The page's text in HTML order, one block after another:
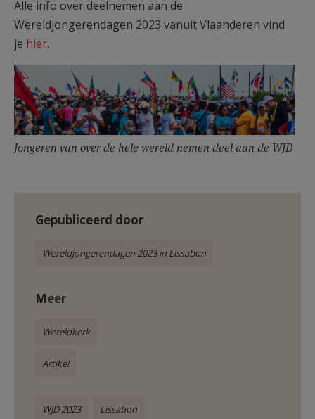
Alle info over deelnemen aan de
Wereldjongerendagen 2023 vanuit Vlaanderen vind
je hier.
Jongeren van over de hele wereld nemen deel aan de WJD
Gepubliceerd door
Wereldjongerendagen 2023 in Lissabon
Meer
Wereldkerk
Artikel
WJD 2023 Lissabon